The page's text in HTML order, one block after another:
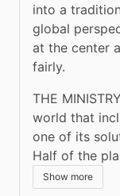
into a
global
at the center
fairly.
THE
world that
one of its
Half of the
Show more